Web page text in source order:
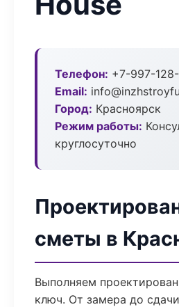
Телефон: +7-997-
Email:
Город: Красноярск
Режим работы:
круглосуточно
сметы в
Выполняем
ключ. От замера до